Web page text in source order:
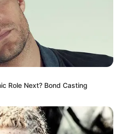
grupo do
real sobre as principais
Role Next? Bond Casting